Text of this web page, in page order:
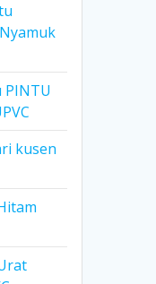
PINTU
kusen